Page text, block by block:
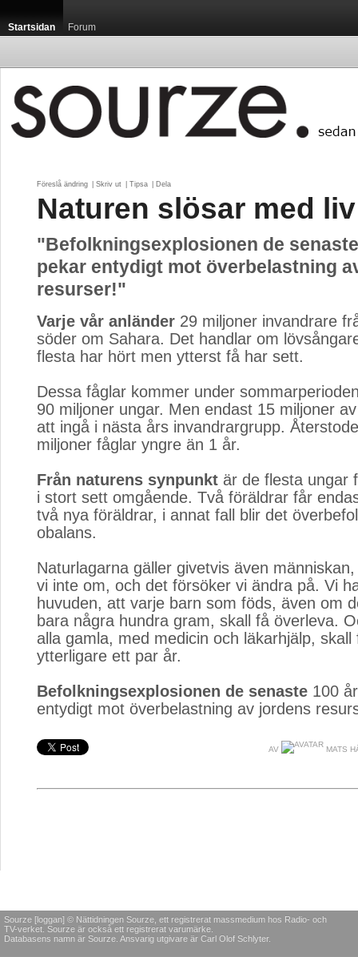
Startsidan Forum
Föreslå ändring Skriv ut Tipsa Dela
Naturen slösar med
"Befolkningsexplosionen de
pekar entydigt mot överbelastning
resurser!"
Varje vår anländer 29 miljoner invandrare
söder om Sahara. Det handlar om
flesta har hört men ytterst få har sett.
Dessa fåglar kommer under
90 miljoner ungar. Men endast 15 miljoner
att ingå i nästa års invandrargrupp.
miljoner fåglar yngre än 1 år.
Från naturens synpunkt är de flesta ungar
i stort sett omgående. Två föräldrar får
två nya föräldrar, i annat fall blir det
obalans.
Naturlagarna gäller givetvis även
vi inte om, och det försöker vi ändra på. Vi
huvuden, att varje barn som föds, även om
bara några hundra gram, skall få överleva.
alla gamla, med medicin och läkarhjälp, skall
ytterligare ett par år.
Befolkningsexplosionen de senaste 100
entydigt mot överbelastning av jordens
AV MATS
Sourze [loggan] © Nättidningen Sourze, ett registrerat massmedium hos Radio- och
TV-verket. Sourze är också ett registrerat varumärke.
Databasens namn är Sourze. Ansvarig utgivare är Carl Olof Schlyter.